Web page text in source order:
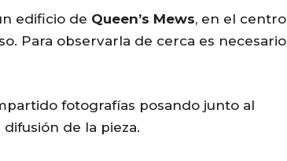
edificio de Queen’s Mews, en el centro
Para observarla de cerca es necesario
fotografías posando junto al
de la pieza.